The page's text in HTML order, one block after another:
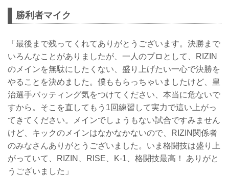
勝利者マイク
「最後まで残ってくれてありがとうございます。決勝まで
いろんなことがありましたが、一人のプロとして、RIZIN
のメインを無駄にしたくない、盛り上げたい一心で決勝を
やることを決めました。僕ももらっちゃいましたけど、皇
治選手バッティング気をつけてください、本当に危ないで
すから。そこを直してもう1回練習して実力で這い上がっ
てきてください。メインでしょうもない試合ですみません
けど、キックのメインはなかなかないので、RIZIN関係者
のみなさんありがとうございました。いま格闘技は盛り上
がっていて、RIZIN、RISE、K-1、格闘技最高！ ありがと
うございました」